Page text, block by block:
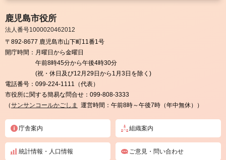
鹿児島市役所
法人番号1000020462012
〒892-8677 鹿児島市山下町11番1号
開庁時間： 月曜日から金曜日
午前8時45分から午後4時30分
(祝・休日及び12月29日から1月3日を除く)
電話番号： 099-224-1111（代表）
市役所に関する簡易な問合せ： 099-808-3333
（サンサンコールかごしま 運営時間：午前8時～午後7時（年中無休））
庁舎案内 組織案内
統計情報・人口情報 ご意見・問い合わせ